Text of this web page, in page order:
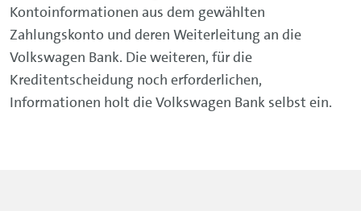
Kontoinformationen aus dem gewählten
Zahlungskonto und deren Weiterleitung an die
Volkswagen Bank. Die weiteren, für die
Kreditentscheidung noch erforderlichen,
Informationen holt die Volkswagen Bank selbst ein.